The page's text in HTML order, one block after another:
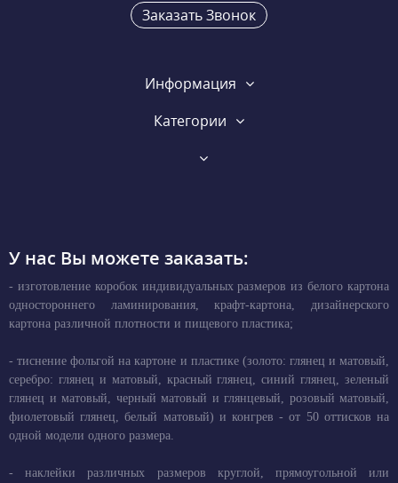
Заказать Звонок
Информация
Категории
У нас Вы можете заказать:
- изготовление коробок индивидуальных размеров из белого картона
одностороннего ламинирования, крафт-картона, дизайнерского
картона различной плотности и пищевого пластика;
- тиснение фольгой на картоне и пластике (золото: глянец и матовый,
серебро: глянец и матовый, красный глянец, синий глянец, зеленый
глянец и матовый, черный матовый и глянцевый, розовый матовый,
фиолетовый глянец, белый матовый) и конгрев - от 50 оттисков на
одной модели одного размера.
- наклейки различных размеров круглой, прямоугольной или